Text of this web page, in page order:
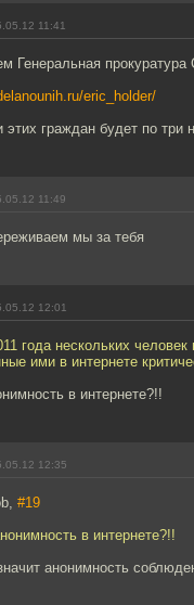
11:41
Генеральная
eric_holder/
граждан будет по три
11:49
мы за тебя
12:01
года нескольких
ими в интернете
в интернете?!!
12:35
#19
в интернете?!!
анонимность